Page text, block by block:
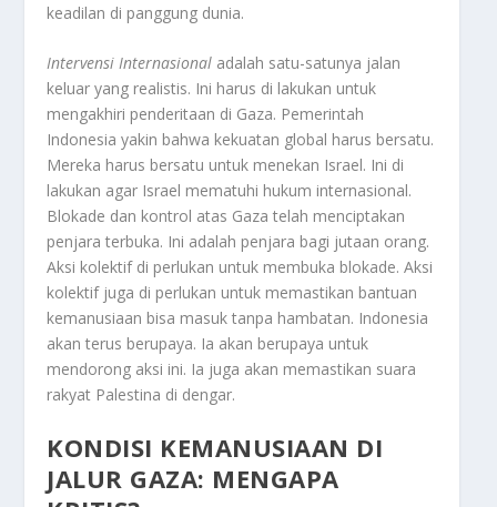
keadilan di panggung dunia.
Intervensi Internasional adalah satu-satunya jalan
keluar yang realistis. Ini harus di lakukan untuk
mengakhiri penderitaan di Gaza. Pemerintah
Indonesia yakin bahwa kekuatan global harus bersatu.
Mereka harus bersatu untuk menekan Israel. Ini di
lakukan agar Israel mematuhi hukum internasional.
Blokade dan kontrol atas Gaza telah menciptakan
penjara terbuka. Ini adalah penjara bagi jutaan orang.
Aksi kolektif di perlukan untuk membuka blokade. Aksi
kolektif juga di perlukan untuk memastikan bantuan
kemanusiaan bisa masuk tanpa hambatan. Indonesia
akan terus berupaya. Ia akan berupaya untuk
mendorong aksi ini. Ia juga akan memastikan suara
rakyat Palestina di dengar.
KONDISI KEMANUSIAAN DI
JALUR GAZA: MENGAPA